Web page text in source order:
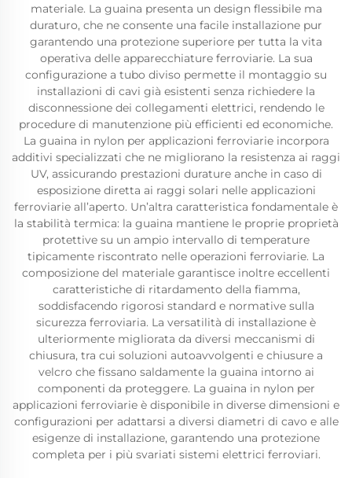
materiale. La guaina presenta un design flessibile ma
duraturo, che ne consente una facile installazione pur
garantendo una protezione superiore per tutta la vita
operativa delle apparecchiature ferroviarie. La sua
configurazione a tubo diviso permette il montaggio su
installazioni di cavi già esistenti senza richiedere la
disconnessione dei collegamenti elettrici, rendendo le
procedure di manutenzione più efficienti ed economiche.
La guaina in nylon per applicazioni ferroviarie incorpora
additivi specializzati che ne migliorano la resistenza ai raggi
UV, assicurando prestazioni durature anche in caso di
esposizione diretta ai raggi solari nelle applicazioni
ferroviarie all’aperto. Un’altra caratteristica fondamentale è
la stabilità termica: la guaina mantiene le proprie proprietà
protettive su un ampio intervallo di temperature
tipicamente riscontrato nelle operazioni ferroviarie. La
composizione del materiale garantisce inoltre eccellenti
caratteristiche di ritardamento della fiamma,
soddisfacendo rigorosi standard e normative sulla
sicurezza ferroviaria. La versatilità di installazione è
ulteriormente migliorata da diversi meccanismi di
chiusura, tra cui soluzioni autoavvolgenti e chiusure a
velcro che fissano saldamente la guaina intorno ai
componenti da proteggere. La guaina in nylon per
applicazioni ferroviarie è disponibile in diverse dimensioni e
configurazioni per adattarsi a diversi diametri di cavo e alle
esigenze di installazione, garantendo una protezione
completa per i più svariati sistemi elettrici ferroviari.